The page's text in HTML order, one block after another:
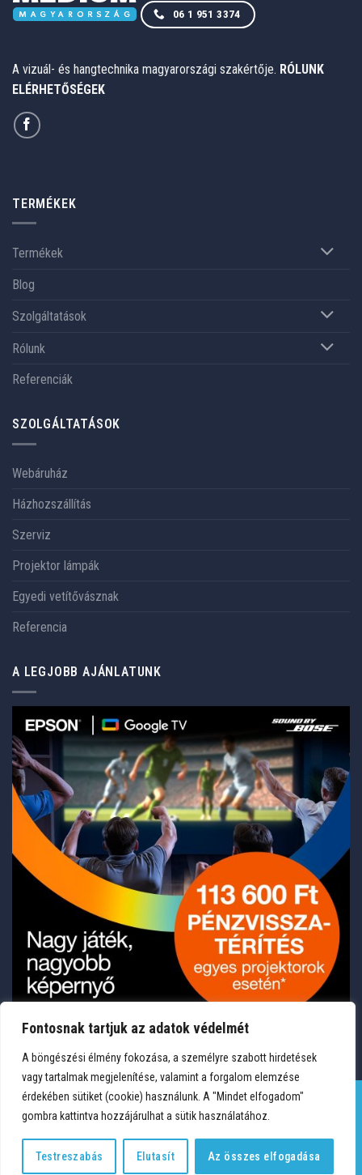
Fontosnak tartjuk az adatok védelmét
A böngészési élmény fokozása, a személyre szabott hirdetések
vagy tartalmak megjelenítése, valamint a forgalom elemzése
érdekében sütiket (cookie) használunk. A "Mindet elfogadom"
gombra kattintva hozzájárulhat a sütik használatához.
Testreszabás Elutasít Az összes elfogadása
06 1 951 3374
A vizuál- és hangtechnika magyarországi szakértője. RÓLUNK
ELÉRHETŐSÉGEK
TERMÉKEK
Termékek
Blog
Szolgáltatások
Rólunk
Referenciák
SZOLGÁLTATÁSOK
Webáruház
Házhozszállítás
Szerviz
Projektor lámpák
Egyedi vetítővásznak
Referencia
A LEGJOBB AJÁNLATUNK
Copyright 2026 © Medium Hungary Kft. Minden jog fenntartva.